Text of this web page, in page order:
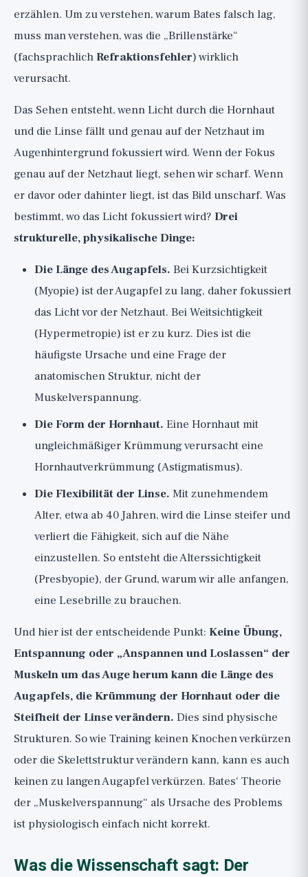
erzählen. Um zu verstehen, warum Bates falsch lag,
muss man verstehen, was die „Brillenstärke“
(fachsprachlichRefraktionsfehler) wirklich
verursacht.
Das Sehen entsteht, wenn Licht durch die Hornhaut
und die Linse fällt und genau auf der Netzhaut im
Augenhintergrund fokussiert wird. Wenn der Fokus
genau auf der Netzhaut liegt, sehen wir scharf. Wenn
er davor oder dahinter liegt, ist das Bild unscharf. Was
bestimmt, wo das Licht fokussiert wird? Drei
strukturelle, physikalische Dinge:
Die Länge des Augapfels. Bei Kurzsichtigkeit
(Myopie) ist der Augapfel zu lang, daher fokussiert
das Licht vor der Netzhaut. Bei Weitsichtigkeit
(Hypermetropie) ist er zu kurz. Dies ist die
häufigste Ursache und eine Frage der
anatomischen Struktur, nicht der
Muskelverspannung.
Die Form der Hornhaut. Eine Hornhaut mit
ungleichmäßiger Krümmung verursacht eine
Hornhautverkrümmung (Astigmatismus).
Die Flexibilität der Linse. Mit zunehmendem
Alter, etwa ab 40 Jahren, wird die Linse steifer und
verliert die Fähigkeit, sich auf die Nähe
einzustellen. So entsteht die Alterssichtigkeit
(Presbyopie), der Grund, warum wir alle anfangen,
eine Lesebrille zu brauchen.
Und hier ist der entscheidende Punkt: Keine Übung,
Entspannung oder „Anspannen und Loslassen“ der
Muskeln um das Auge herum kann die Länge des
Augapfels, die Krümmung der Hornhaut oder die
Steifheit der Linse verändern. Dies sind physische
Strukturen. So wie Training keinen Knochen verkürzen
oder die Skelettstruktur verändern kann, kann es auch
keinen zu langen Augapfel verkürzen. Bates‘ Theorie
der „Muskelverspannung“ als Ursache des Problems
ist physiologisch einfach nicht korrekt.
Was die Wissenschaft sagt: Der